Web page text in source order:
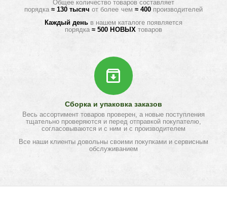
Общее количество товаров составляет
порядка≈ 130 тысяч от более чем ≈ 400 производителей
Каждый деньв нашем каталоге появляется
порядка≈ 500 НОВЫХ товаров
Сборка и упаковка заказов
Весь ассортимент товаров проверен, а новые поступления
тщательно проверяются и перед отправкой покупателю,
согласовываются и с ним и с производителем
Все наши клиенты довольны своими покупками и сервисным
обслуживанием